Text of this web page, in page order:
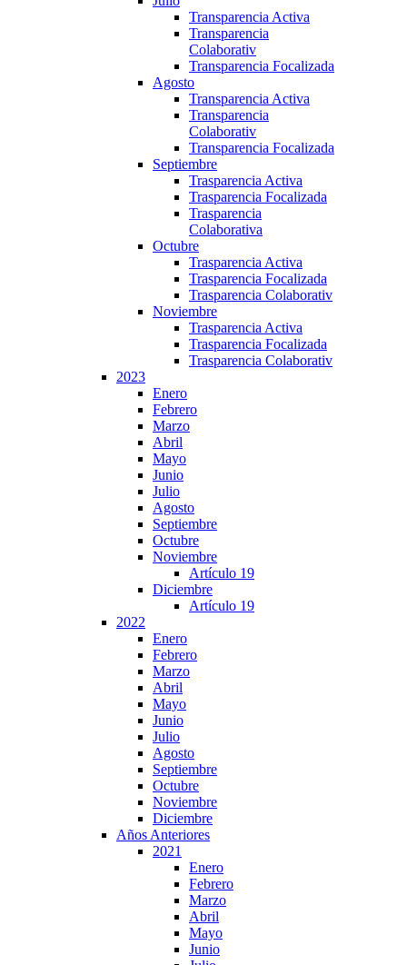
Transparencia Activa
Transparencia
Colaborativ
Transparencia Focalizada
Agosto
Transparencia Activa
Transparencia
Colaborativ
Transparencia Focalizada
Septiembre
Trasparencia Activa
Trasparencia Focalizada
Trasparencia
Colaborativa
Octubre
Trasparencia Activa
Trasparencia Focalizada
Trasparencia Colaborativ
Noviembre
Trasparencia Activa
Trasparencia Focalizada
Trasparencia Colaborativ
2023
Enero
Febrero
Marzo
Abril
Mayo
Junio
Julio
Agosto
Septiembre
Octubre
Noviembre
Artículo 19
Diciembre
Artículo 19
2022
Enero
Febrero
Marzo
Abril
Mayo
Junio
Julio
Agosto
Septiembre
Octubre
Noviembre
Diciembre
Años Anteriores
2021
Enero
Febrero
Marzo
Abril
Mayo
Junio